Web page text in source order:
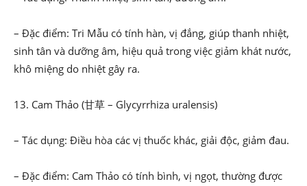
– Đặc điểm: Tri Mẫu có tính hàn, vị đắng, giúp thanh nhiệt,
sinh tân và dưỡng âm, hiệu quả trong việc giảm khát nước,
khô miệng do nhiệt gây ra.
13. Cam Thảo (甘草 – Glycyrrhiza uralensis)
– Tác dụng: Điều hòa các vị thuốc khác, giải độc, giảm đau.
– Đặc điểm: Cam Thảo có tính bình, vị ngọt, thường được